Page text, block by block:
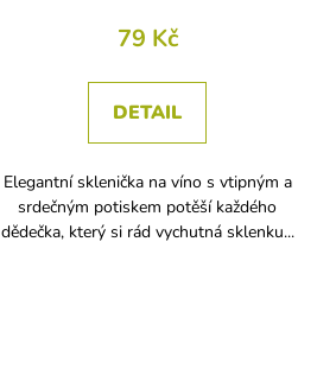
79 Kč
DETAIL
Elegantní sklenička na víno s vtipným a
srdečným potiskem potěší každého
dědečka, který si rád vychutná sklenku...